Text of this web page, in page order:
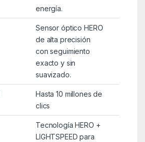
energía.
Sensor óptico HERO
de alta precisión
con seguimiento
exacto y sin
suavizado.
Hasta 10 millones de
clics
Tecnología HERO +
LIGHTSPEED para